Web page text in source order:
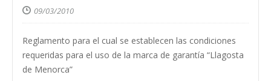
09/03/2010
Reglamento para el cual se establecen las condiciones
requeridas para el uso de la marca de garantía “Llagosta
de Menorca”